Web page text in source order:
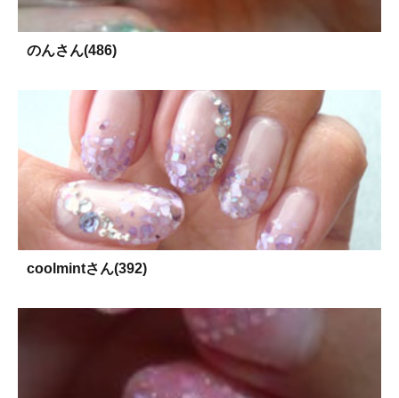
のんさん(486)
coolmintさん(392)